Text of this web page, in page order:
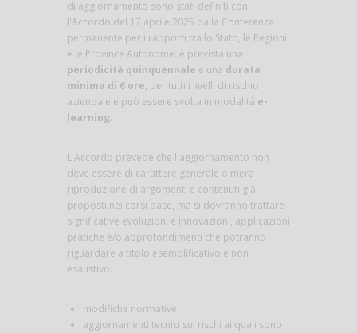
di aggiornamento sono stati definiti con
l'Accordo del 17 aprile 2025 dalla Conferenza
permanente per i rapporti tra lo Stato, le Regioni
e le Province Autonome: è prevista una
periodicità quinquennale e una durata
minima di 6 ore, per tutti i livelli di rischio
aziendale e può essere svolta in modalità e-
learning.
L'Accordo prevede che l'aggiornamento non
deve essere di carattere generale o mera
riproduzione di argomenti e contenuti già
proposti nei corsi base, ma si dovranno trattare
significative evoluzioni e innovazioni, applicazioni
pratiche e/o approfondimenti che potranno
riguardare a titolo esemplificativo e non
esaustivo:
modifiche normative;
aggiornamenti tecnici sui rischi ai quali sono